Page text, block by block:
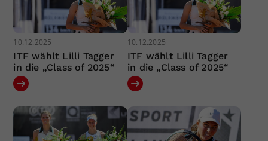
10.12.2025
ITF wählt Lilli Tagger
in die „Class of 2025“
10.12.2025
ITF wählt Lilli Tagger
in die „Class of 2025“